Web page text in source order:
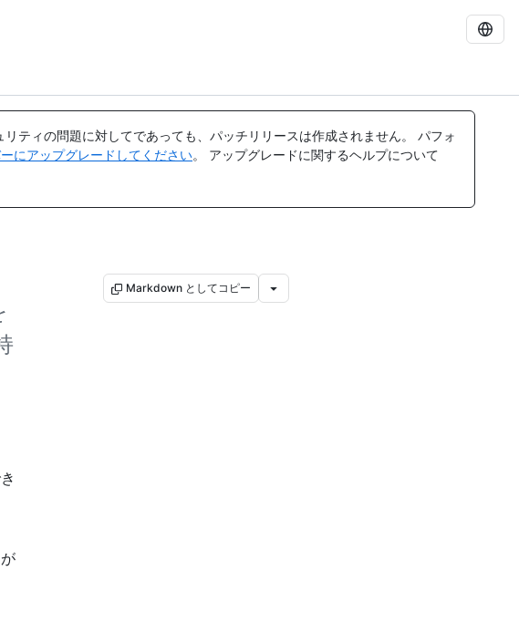
リティの問題に対してであっても、パッチリリースは作成されません。 パフォ
にアップグレードしてください。 アップグレードに関するヘルプについて
Markdown としてコピー